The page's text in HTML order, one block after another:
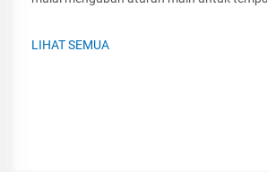
LIHAT SEMUA